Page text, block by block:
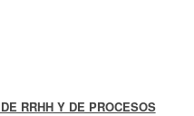
RRHH Y DE PROCESOS